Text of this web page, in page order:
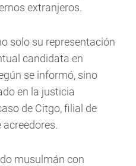
extranjeros.
solo su representación
candidata en
se informó, sino
en la justicia
de Citgo, filial de
acreedores.
musulmán con